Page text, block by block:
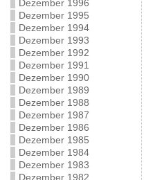
Dezember 1996
Dezember 1995
Dezember 1994
Dezember 1993
Dezember 1992
Dezember 1991
Dezember 1990
Dezember 1989
Dezember 1988
Dezember 1987
Dezember 1986
Dezember 1985
Dezember 1984
Dezember 1983
Dezember 1982